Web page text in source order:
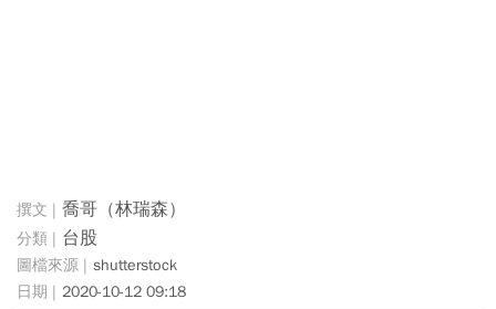
喬哥（林瑞森）
台股
shutterstock
2020-10-12 09:18